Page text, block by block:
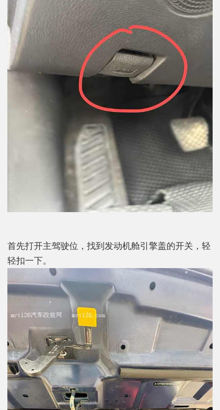
首先打开主驾驶位，找到发动机舱引擎盖的开关，轻
轻扣一下。